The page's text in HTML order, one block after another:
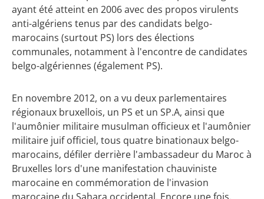
ayant été atteint en 2006 avec des propos virulents
anti-algériens tenus par des candidats belgo-
marocains (surtout PS) lors des élections
communales, notamment à l'encontre de candidates
belgo-algériennes (également PS).
En novembre 2012, on a vu deux parlementaires
régionaux bruxellois, un PS et un SP.A, ainsi que
l'aumônier militaire musulman officieux et l'aumônier
militaire juif officiel, tous quatre binationaux belgo-
marocains, défiler derrière l'ambassadeur du Maroc à
Bruxelles lors d'une manifestation chauviniste
marocaine en commémoration de l'invasion
marocaine du Sahara occidental. Encore une fois,